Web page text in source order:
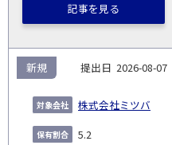
記事を見る
2026-08-07
株式会社ミツバ
新規
5.2